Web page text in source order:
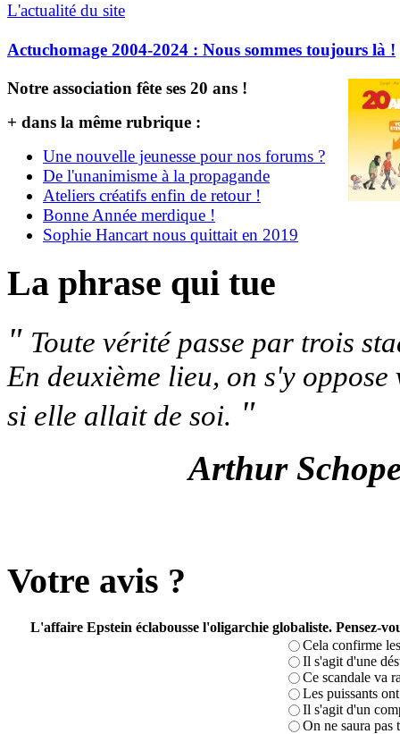
L'actualité du site
Actuchomage 2004-2024 : Nous sommes toujours là !
Notre association fête ses 20 ans !
+ dans la même rubrique :
Une nouvelle jeunesse pour nos forums ?
De l'unanimisme à la propagande
Ateliers créatifs enfin de retour !
Bonne Année merdique !
Sophie Hancart nous quittait en 2019
La phrase qui tue
" Toute vérité passe par trois
En deuxième lieu, on s'y
si elle allait de soi. "
Arthur
Votre avis ?
L'affaire Epstein éclabousse l'oligarchie globaliste. Pensez-
Cela confirme
Il s'agit d'une
Ce scandale va
Les puissants
Il s'agit d'un
On ne saura pas